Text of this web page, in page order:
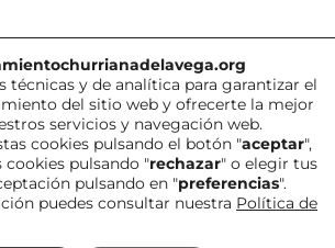
Churriana de la Vega| Todos los derechos
|Política de Cookies|Aviso
Legal|Contacto|
técnicas y de analítica para garantizar el
del sitio web y ofrecerte la mejor
servicios y navegación web.
cookies pulsando el botón "aceptar",
cookies pulsando "rechazar" o elegir tus
pulsando en "preferencias".
puedes consultar nuestra Política de